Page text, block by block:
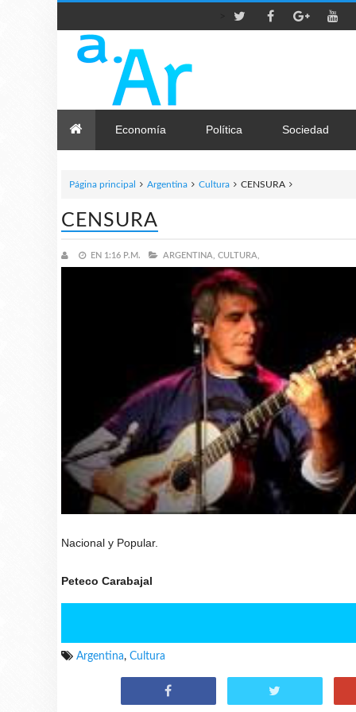
Economía Política Sociedad
Página principal Argentina Cultura CENSURA
CENSURA
EN 1:16 P.M. ARGENTINA, CULTURA,
Nacional y Popular.
Peteco Carabajal
Argentina, Cultura